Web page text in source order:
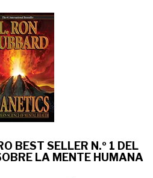
BEST SELLER N.º 1 DEL
LA MENTE HUMANA